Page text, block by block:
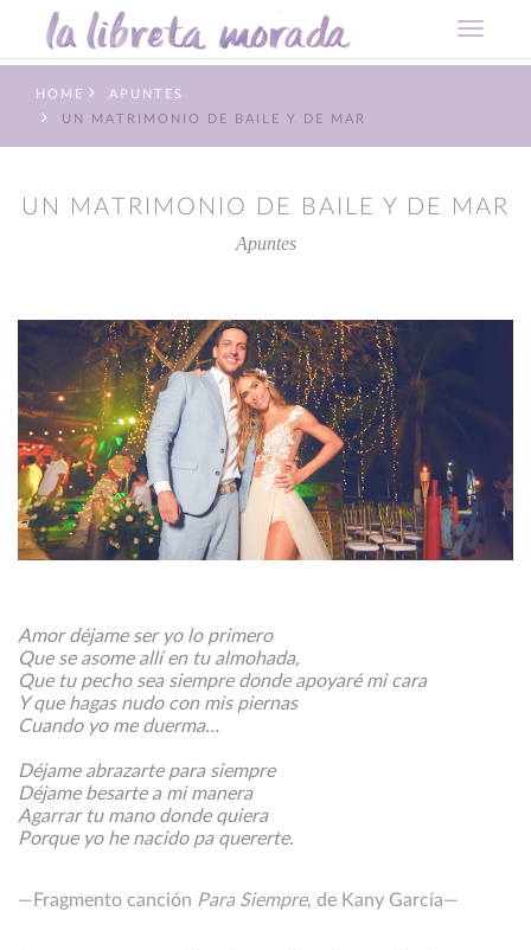
HOME
APUNTES
UN MATRIMONIO DE BAILE Y DE MAR
UN MATRIMONIO DE BAILE Y DE MAR
Apuntes
Amor déjame ser yo lo primero
Que se asome allí en tu almohada,
Que tu pecho sea siempre donde apoyaré mi cara
Y que hagas nudo con mis piernas
Cuando yo me duerma…
Déjame abrazarte para siempre
Déjame besarte a mi manera
Agarrar tu mano donde quiera
Porque yo he nacido pa quererte.
—Fragmento canción Para Siempre, de Kany García—